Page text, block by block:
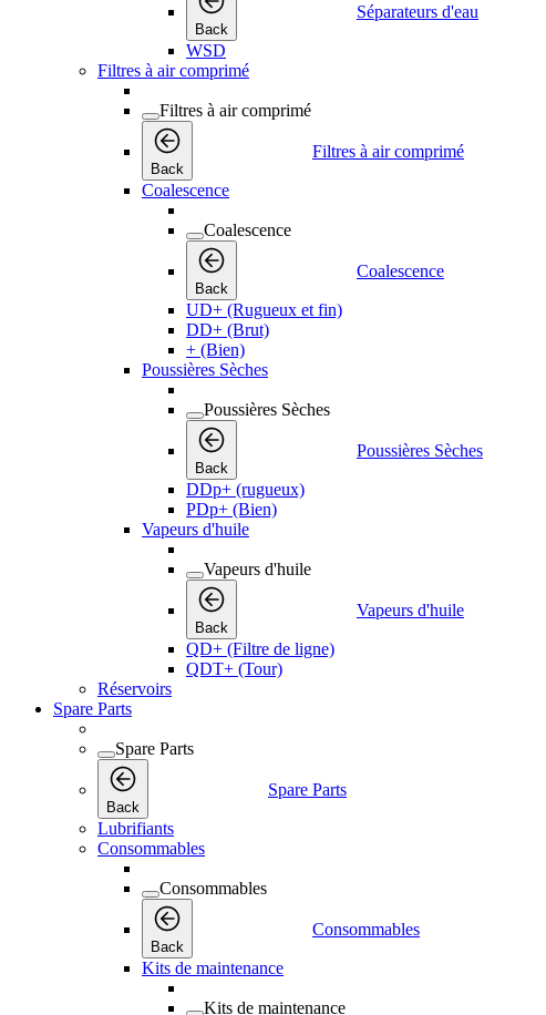
Back
Séparateurs d'eau
WSD
Filtres à air comprimé
Filtres à air comprimé
Back
Filtres à air comprimé
Coalescence
Coalescence
Back
Coalescence
UD+ (Rugueux et fin)
DD+ (Brut)
+ (Bien)
Poussières Sèches
Poussières Sèches
Back
Poussières Sèches
DDp+ (rugueux)
PDp+ (Bien)
Vapeurs d'huile
Vapeurs d'huile
Back
Vapeurs d'huile
QD+ (Filtre de ligne)
QDT+ (Tour)
Réservoirs
Spare Parts
Spare Parts
Back
Spare Parts
Lubrifiants
Consommables
Consommables
Back
Consommables
Kits de maintenance
Kits de maintenance